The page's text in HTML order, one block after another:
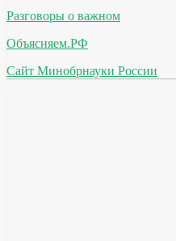
Разговоры о важном
Объясняем.РФ
Сайт Минобрнауки России